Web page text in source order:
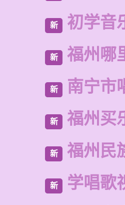
新 初学音
新 福州哪
新 南宁市
新 福州买
新 福州民
新 学唱歌